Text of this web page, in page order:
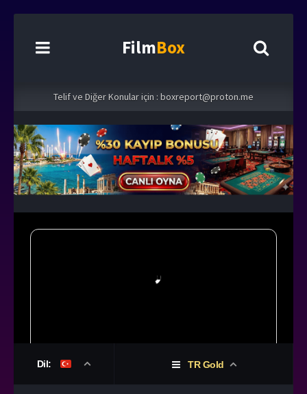
FilmBox
Telif ve Diğer Konular için : boxreport@proton.me
Dil: TR Gold